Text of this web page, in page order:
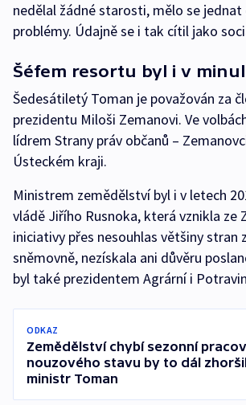
nedělal žádné starosti, mělo se
problémy. Údajně se i tak cítil jako
Šéfem resortu byl i v
Šedesátiletý Toman je považován za
prezidentu Miloši Zemanovi. Ve
lídrem Strany práv občanů –
Ústeckém kraji.
Ministrem zemědělství byl i v letech
vládě Jiřího Rusnoka, která vznikla ze
iniciativy přes nesouhlas většiny stran
sněmovně, nezískala ani důvěru
byl také prezidentem Agrární i
ODKAZ
Zemědělství chybí sezonní
nouzového stavu by to dál
ministr Toman